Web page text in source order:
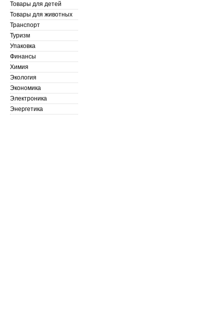
Товары для детей
Товары для животных
Транспорт
Туризм
Упаковка
Финансы
Химия
Экология
Экономика
Электроника
Энергетика